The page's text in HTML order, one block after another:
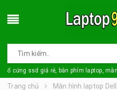
ổ cứng ssd giá rẻ, bàn phím laptop,
Trang chủ Màn hình laptop Dell